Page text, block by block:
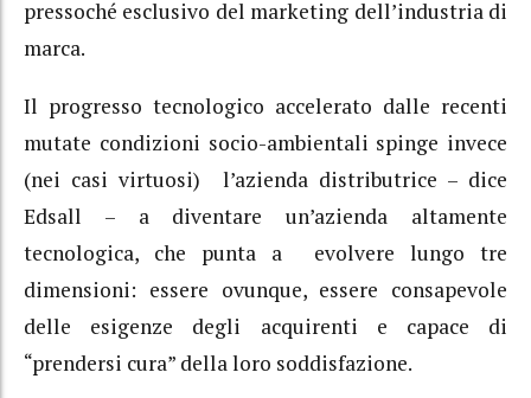
pressoché esclusivo del marketing dell’industria di
marca.
Il progresso tecnologico accelerato dalle recenti
mutate condizioni socio-ambientali spinge invece
(nei casi virtuosi) l’azienda distributrice – dice
Edsall – a diventare un’azienda altamente
tecnologica, che punta a evolvere lungo tre
dimensioni: essere ovunque, essere consapevole
delle esigenze degli acquirenti e capace di
“prendersi cura” della loro soddisfazione.